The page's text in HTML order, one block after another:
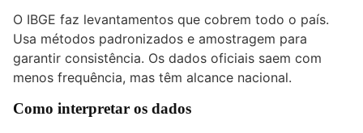
O IBGE faz levantamentos que cobrem todo o país.
Usa métodos padronizados e amostragem para
garantir consistência. Os dados oficiais saem com
menos frequência, mas têm alcance nacional.
Como interpretar os dados